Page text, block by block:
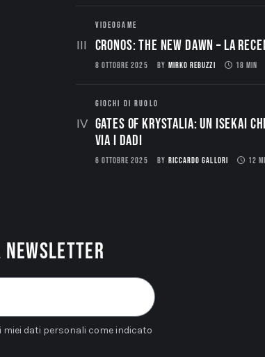
VIDEOGAME
CRONOS: THE NEW DAWN – La
8 OTTOBRE 2025 BY MIRKO REBUZZI 18 MIN
GIOCHI DI RUOLO
Gates of Krystalia: Un Isekai
via i dadi
6 OTTOBRE 2025 BY RICCARDO GALLORI 12
dati personali come indicato